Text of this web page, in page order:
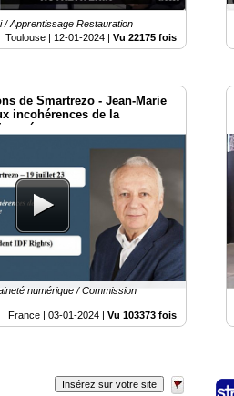
/ Apprentissage Restauration
Toulouse | 12-01-2024| Vu 22175 fois
de Smartrezo - Jean-Marie
incohérences de la
numérique / Commission
France | 03-01-2024| Vu 103373 fois
Insérez sur votre site